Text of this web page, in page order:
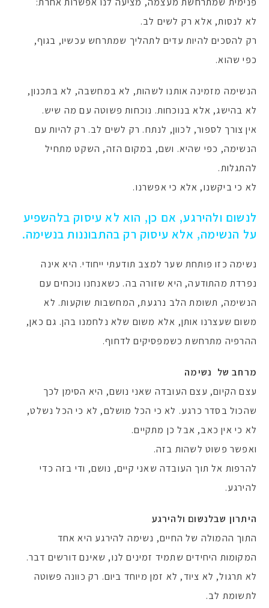
לא לנסות, אלא רק לשים לב.
רק להסכים להיות עדים לתהליך שמתרחש עכשיו, בגוף,
כפי שהוא.
הנשימה מזמינה אותנו לשהות, לא במחשבה, לא בתכנון,
לא בהישג, אלא בנוכחות. נוכחות פשוטה עם מה שיש.
אין צורך לספור, לכוון, לנתח. רק לשים לב. רק להיות עם
הנשימה, כפי שהיא. ושם, במקום הזה, השקט מתחיל
להתגלות.
לא כי ביקשנו, אלא כי אפשרנו.
לנשום ולהירגע, אם כן, הוא לא עיסוק בלהשפיע
על הנשימה, אלא עיסוק רק בהתבוננות בנשימה.
נשימה כזו פותחת שער למצב תודעתי ייחודי. היא אינה
נפרדת מהתודעה, היא שזורה בה. כשאנחנו נוכחים עם
הנשימה, תשומת הלב נרגעת, המחשבות שוקעות. לא
משום שעצרנו אותן, אלא משום שלא נלחמנו בהן. גם כאן,
ההרפיה מתרחשת כשמפסיקים לדחוף.
מרחב של נשימה
עצם הקיום, עצם העובדה שאני נושם, היא הסימן לכך
שהכול בסדר כרגע. לא כי הכל מושלם, לא כי הכל נשלט,
לא כי אין כאב, אבל כן מתקיים.
ואפשר פשוט לשהות בזה.
להרפות אל תוך העובדה שאני קיים, נושם, ודי בזה כדי
להירגע.
היתרון שבלנשום ולהירגע
התוך ההמולה של החיים, נשימה להירגע היא אחד
המקומות היחידים שתמיד זמינים לנו, שאינם דורשים דבר.
לא תרגול, לא ציוד, לא זמן מיוחד ביום. רק כוונה פשוטה
לתשומת לב.